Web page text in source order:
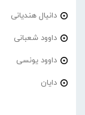
دانیال هندیانی
داوود شعبانی
داوود یونسی
دایان